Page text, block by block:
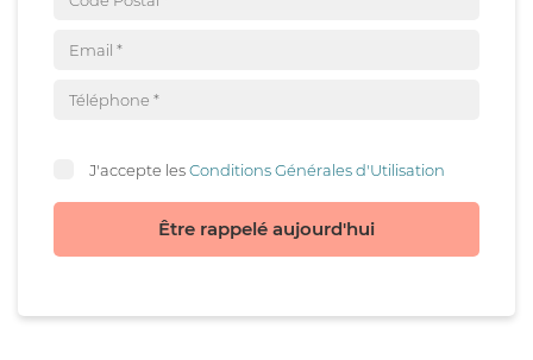
J'accepte lesConditions Générales d'Utilisation
Être rappelé aujourd'hui